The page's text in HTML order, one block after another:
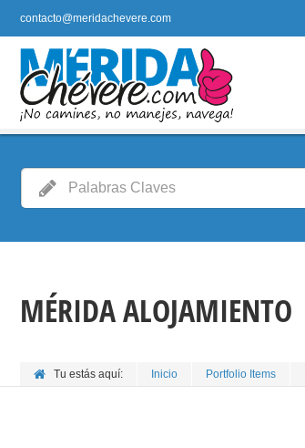
contacto@meridachevere.com
MÉRIDA ALOJAMIENTO
Tu estás aquí: Inicio Portfolio Items